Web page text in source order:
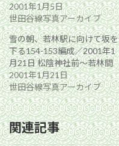
2001年1月5日
世田谷線写真アーカイブ
雪の朝、若林駅に向けて坂を
下る154-153編成／2001年1
月21日 松陰神社前〜若林間
2001年1月21日
世田谷線写真アーカイブ
関連記事